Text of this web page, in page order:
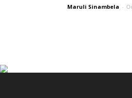
Maruli Sinambela -